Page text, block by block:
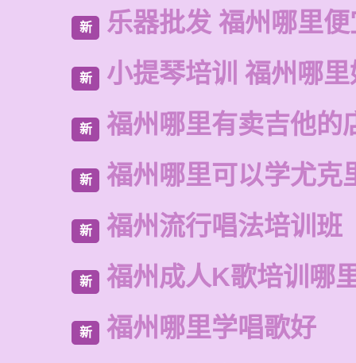
新 乐器批发 福州哪里
新 小提琴培训 福州哪
新 福州哪里有卖吉他的
新 福州哪里可以学尤克
新 福州流行唱法培训班
新 福州成人K歌培训哪
新 福州哪里学唱歌好